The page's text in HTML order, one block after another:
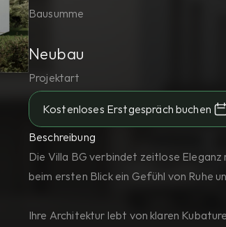
Bausumme
Neubau
Projektart
Kostenloses Erstgespräch buchen
Beschreibung
Die Villa BG verbindet zeitlose
beim ersten Blick ein Gefühl von Ruhe
Ihre Architektur lebt von klaren